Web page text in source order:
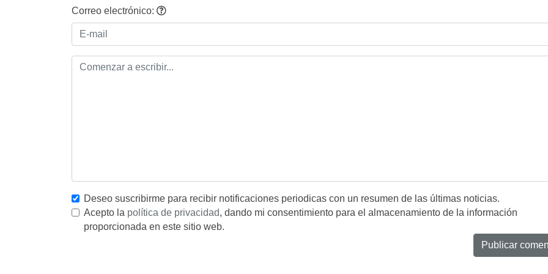
Correo electrónico:
Deseo suscribirme para recibir notificaciones periodicas con un resumen de las últimas noticias.
Acepto la política de privacidad, dando mi consentimiento para el almacenamiento de la información
proporcionada en este sitio web.